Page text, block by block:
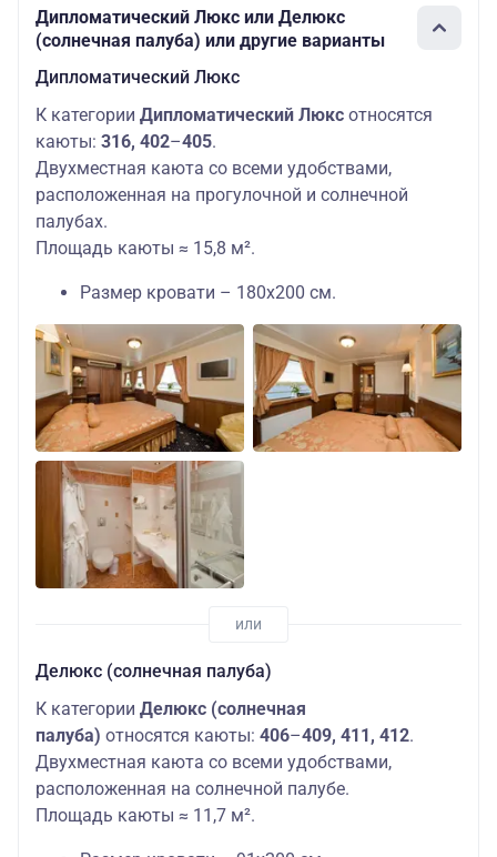
Дипломатический Люкс или Делюкс
(солнечная палуба) или другие варианты
Дипломатический Люкс
К категории Дипломатический Люкс относятся
каюты: 316, 402–405.
Двухместная каюта со всеми удобствами,
расположенная на прогулочной и солнечной
палубах.
Площадь каюты ≈ 15,8 м².
Размер кровати – 180х200 см.
Делюкс (солнечная палуба)
К категории Делюкс (солнечная
палуба) относятся каюты: 406–409, 411, 412.
Двухместная каюта со всеми удобствами,
расположенная на солнечной палубе.
Площадь каюты ≈ 11,7 м².